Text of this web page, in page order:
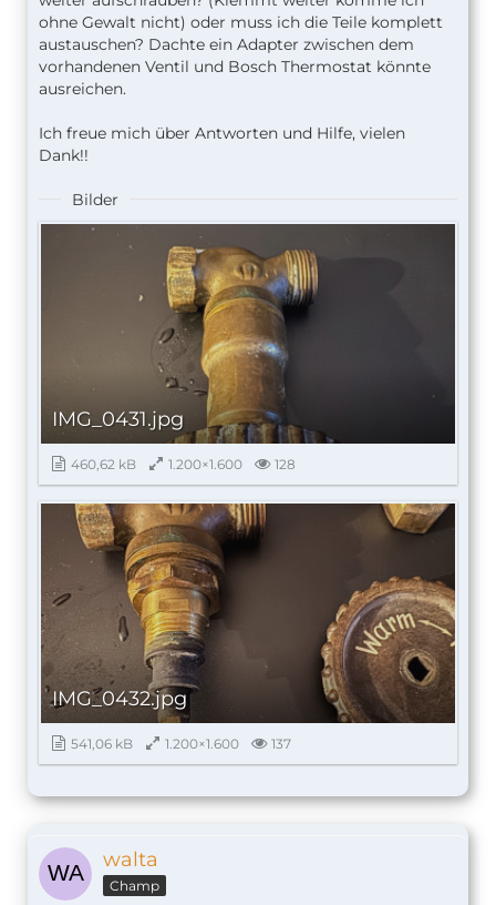
ohne Gewalt nicht) oder muss ich die Teile komplett
austauschen? Dachte ein Adapter zwischen dem
vorhandenen Ventil und Bosch Thermostat könnte
ausreichen.
Ich freue mich über Antworten und Hilfe, vielen
Dank!!
Bilder
IMG_0431.jpg
460,62 kB 1.200×1.600 128
IMG_0432.jpg
541,06 kB 1.200×1.600 137
walta
Champ